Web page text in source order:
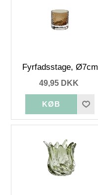
Fyrfadsstage, Ø7cm
49,95 DKK